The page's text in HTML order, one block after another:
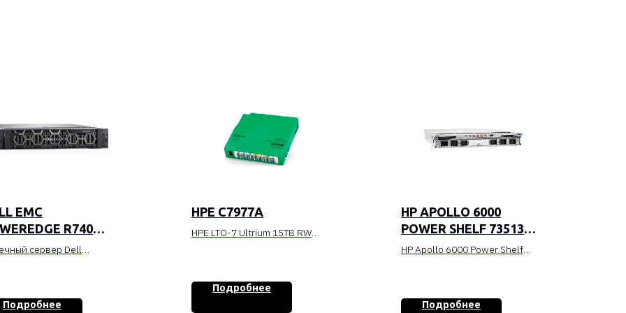
EMC
R740
2592сервер Dell
Intel Xeon Silver
Подробнее
HPE C7977A
HPE LTO-7 Ultrium 15TB RW
Подробнее
HP APOLLO 6000
POWER SHELF 735131-
B21
HP Apollo 6000 Power Shelf
Подробнее